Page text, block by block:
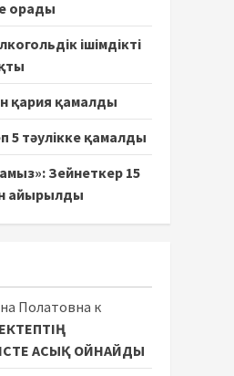
орады
ішімдікті
қария қамалды
тәулікке қамалды
Зейнеткер 15
айырылды
Полатовна к
АСЫҚ ОЙНАЙДЫ